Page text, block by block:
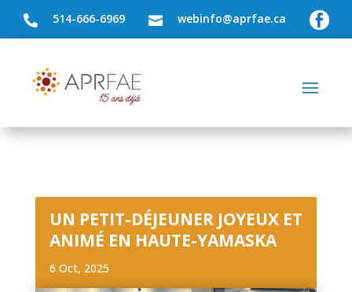
 514-666-6969  webinfo@aprfae.ca 
UN PETIT-DÉJEUNER JOYEUX ET
ANIMÉ EN HAUTE-YAMASKA
6 Oct, 2025